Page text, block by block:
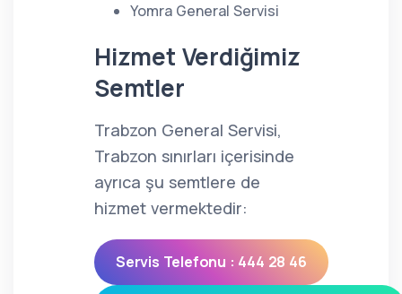
Yomra General Servisi
Hizmet Verdiğimiz
Semtler
Trabzon General Servisi,
Trabzon sınırları içerisinde
ayrıca şu semtlere de
hizmet vermektedir:
Servis Telefonu : 444 28 46